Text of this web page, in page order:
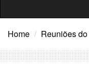
Home Reuniões